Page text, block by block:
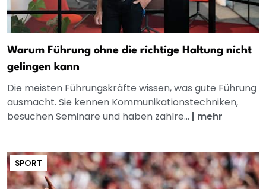
Warum Führung ohne die richtige Haltung nicht
gelingen kann
Die meisten Führungskräfte wissen, was gute Führung
ausmacht. Sie kennen Kommunikationstechniken,
besuchen Seminare und haben zahlre... | mehr
SPORT